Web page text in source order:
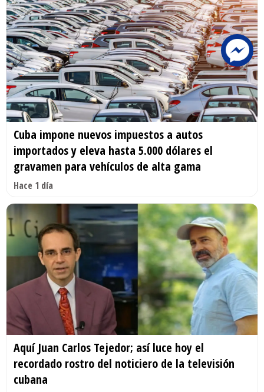
Cuba impone nuevos impuestos a autos
importados y eleva hasta 5.000 dólares el
gravamen para vehículos de alta gama
Hace 1 día
Aquí Juan Carlos Tejedor; así luce hoy el
recordado rostro del noticiero de la televisión
cubana